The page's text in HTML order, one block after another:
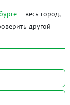
— весь город,
другой